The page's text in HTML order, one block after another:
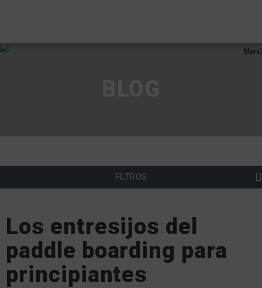
Menú
FILTROS
Los entresijos del
paddle boarding para
principiantes